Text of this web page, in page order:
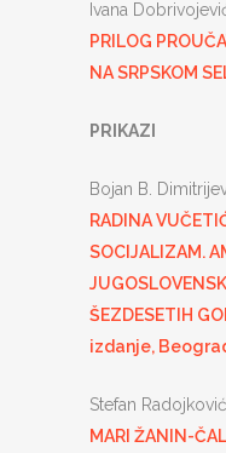
Ivana
PRILOG
NA SRPSKOM
PRIKAZI
Bojan B.
RADINA
SOCIJALIZAM.
ŠEZDESETIH
izdanje,
Stefan Radojković
MARI ŽANIN-